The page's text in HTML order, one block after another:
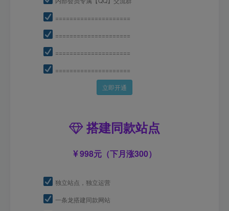
=====================
=====================
=====================
=====================
立即开通
搭建同款站点
998元（下月涨300）
独立站点，独立运营
一条龙搭建同款网站